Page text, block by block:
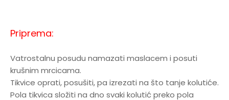
Priprema:
Vatrostalnu posudu namazati maslacem i posuti
krušnim mrcicama.
Tikvice oprati, posušiti, pa izrezati na što tanje kolutiće.
Pola tikvica složiti na dno svaki kolutić preko pola